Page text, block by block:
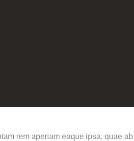
rem aperiam eaque ipsa, quae ab